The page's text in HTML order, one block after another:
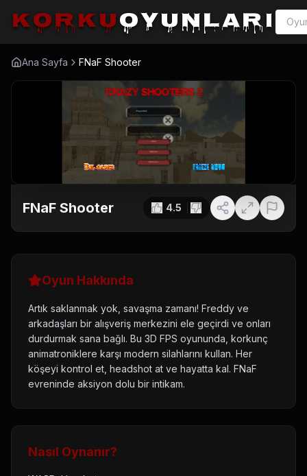
korkuoyunları
Ana Sayfa FNaF Shooter
FNaF Shooter 4.5
Oyun Hakkında
Artık saklanmak yok, savaşma zamanı! Freddy ve
arkadaşları bir alışveriş merkezini ele geçirdi ve onları
durdurmak sana bağlı. Bu 3D FPS oyununda, korkunç
animatroniklere karşı modern silahlarını kullan. Her
köşeyi kontrol et, headshot at ve hayatta kal. FNaF
evreninde aksiyon dolu bir intikam.
Nasıl Oynanır?